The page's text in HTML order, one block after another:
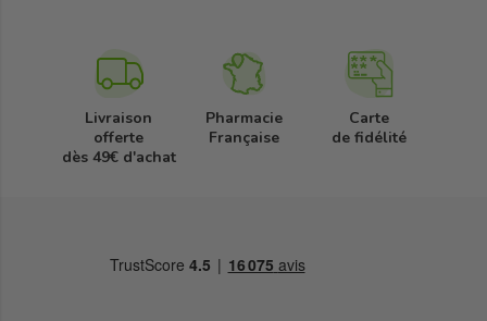
Livraison
offerte
dès 49€ d'achat
Pharmacie
Française
Carte
de fidélité